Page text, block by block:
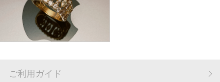
ご利用ガイド